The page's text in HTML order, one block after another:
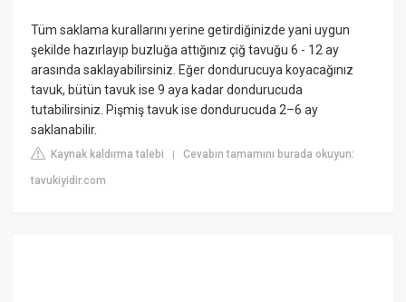
Tüm saklama kurallarını yerine getirdiğinizde yani uygun
şekilde hazırlayıp buzluğa attığınız çiğ tavuğu 6 - 12 ay
arasında saklayabilirsiniz. Eğer dondurucuya koyacağınız
tavuk, bütün tavuk ise 9 aya kadar dondurucuda
tutabilirsiniz. Pişmiş tavuk ise dondurucuda 2–6 ay
saklanabilir.
Kaynak kaldırma talebi |Cevabın tamamını burada okuyun:
tavukiyidir.com